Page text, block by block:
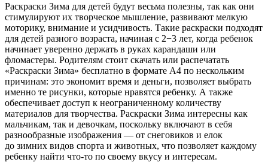
Раскраски Зима для детей будут весьма полезны, так как они
стимулируют их творческое мышление, развивают мелкую
моторику, внимание и усидчивость. Такие раскраски подходят
для детей разного возраста, начиная с 2−3 лет, когда ребенок
начинает уверенно держать в руках карандаши или
фломастеры. Родителям стоит скачать или распечатать
«Раскраски Зима» бесплатно в формате A4 по нескольким
причинам: это экономит время и деньги, позволяет выбрать
именно те рисунки, которые нравятся ребенку. А также
обеспечивает доступ к неограниченному количеству
материалов для творчества. Раскраски Зима интересны как
мальчикам, так и девочкам, поскольку включают в себя
разнообразные изображения — от снеговиков и елок
до зимних видов спорта и животных, что позволяет каждому
ребенку найти что-то по своему вкусу и интересам.